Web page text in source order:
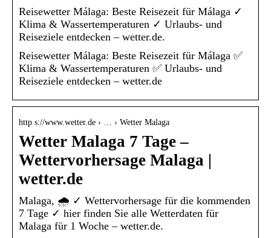
Reisewetter Málaga: Beste Reisezeit für Málaga ✓
Klima & Wassertemperaturen ✓ Urlaubs- und
Reiseziele entdecken – wetter.de.
Reisewetter Málaga: Beste Reisezeit für Málaga ✅
Klima & Wassertemperaturen ✅ Urlaubs- und
Reiseziele entdecken – wetter.de
http s://www.wetter.de › … › Wetter Malaga
Wetter Malaga 7 Tage –
Wettervorhersage Malaga |
wetter.de
Malaga, 🌧️ ✓ Wettervorhersage für die kommenden
7 Tage ✓ hier finden Sie alle Wetterdaten für
Malaga für 1 Woche – wetter.de.